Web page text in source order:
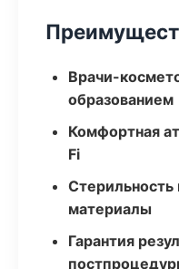
Врачи-
образованием
Комфортная
Fi
материалы
Гарантия